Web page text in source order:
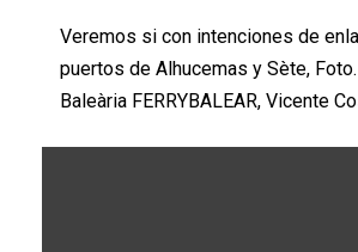
Veremos si con intenciones de
puertos de Alhucemas y Sète,
Baleària FERRYBALEAR, Vicente